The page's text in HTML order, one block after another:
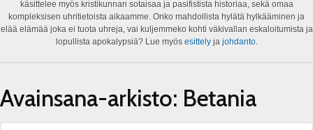
käsittelee myös kristikunnan sotaisaa ja pasifistista historiaa, sekä omaa
kompleksisen uhritietoista aikaamme. Onko mahdollista hylätä hylkääminen ja
elää elämää joka ei tuota uhreja, vai kuljemmeko kohti väkivallan eskaloitumista ja
lopullista apokalypsiä? Lue myös esittelyja johdanto.
Avainsana-arkisto: Betania